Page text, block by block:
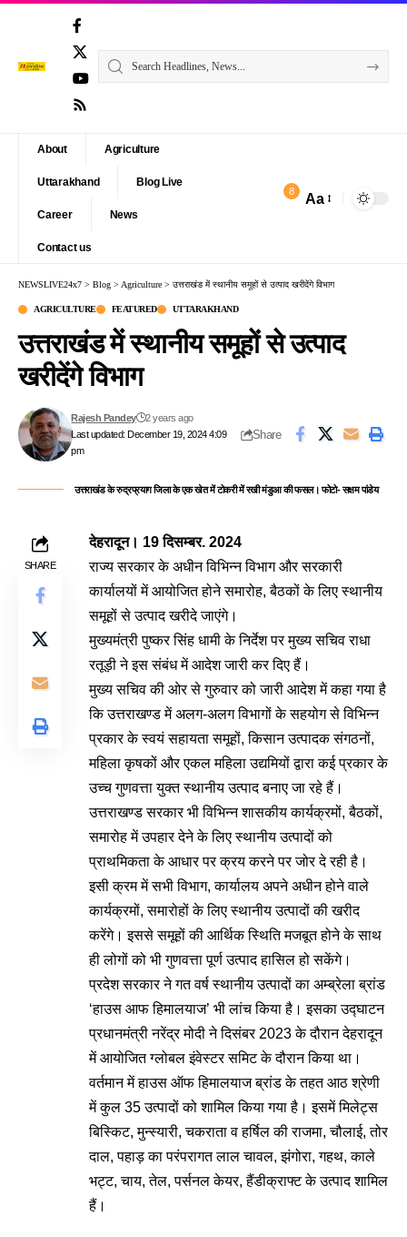
About Agriculture
Uttarakhand Blog Live
Career News
Contact us
8 Aa
NEWSLIVE24x7 > Blog > Agriculture > उत्तराखंड में स्थानीय समूहों से उत्पाद खरीदेंगे विभाग
AGRICULTURE FEATURED UTTARAKHAND
उत्तराखंड में स्थानीय समूहों से उत्पाद
खरीदेंगे विभाग
Last updated: December 19, 2024 4:09
pm
Rajesh Pandey 2 years ago
Share
उत्तराखंड के रुद्रप्रयाग जिला के एक खेत में टोकरी में रखी मंडुआ की फसल। फोटो- सक्षम पांडेय
SHARE
देहरादून। 19 दिसम्बर. 2024
राज्य सरकार के अधीन विभिन्न विभाग और सरकारी
कार्यालयों में आयोजित होने समारोह, बैठकों के लिए स्थानीय
समूहों से उत्पाद खरीदे जाएंगे।
मुख्यमंत्री पुष्कर सिंह धामी के निर्देश पर मुख्य सचिव राधा
रतूड़ी ने इस संबंध में आदेश जारी कर दिए हैं।
मुख्य सचिव की ओर से गुरुवार को जारी आदेश में कहा गया है
कि उत्तराखण्ड में अलग-अलग विभागों के सहयोग से विभिन्न
प्रकार के स्वयं सहायता समूहों, किसान उत्पादक संगठनों,
महिला कृषकों और एकल महिला उद्यमियों द्वारा कई प्रकार के
उच्च गुणवत्ता युक्त स्थानीय उत्पाद बनाए जा रहे हैं।
उत्तराखण्ड सरकार भी विभिन्न शासकीय कार्यक्रमों, बैठकों,
समारोह में उपहार देने के लिए स्थानीय उत्पादों को
प्राथमिकता के आधार पर क्रय करने पर जोर दे रही है।
इसी क्रम में सभी विभाग, कार्यालय अपने अधीन होने वाले
कार्यक्रमों, समारोहों के लिए स्थानीय उत्पादों की खरीद
करेंगे। इससे समूहों की आर्थिक स्थिति मजबूत होने के साथ
ही लोगों को भी गुणवत्ता पूर्ण उत्पाद हासिल हो सकेंगे।
प्रदेश सरकार ने गत वर्ष स्थानीय उत्पादों का अम्ब्रेला ब्रांड
‘हाउस आफ हिमालयाज’ भी लांच किया है। इसका उद्घाटन
प्रधानमंत्री नरेंद्र मोदी ने दिसंबर 2023 के दौरान देहरादून
में आयोजित ग्लोबल इंवेस्टर समिट के दौरान किया था।
वर्तमान में हाउस ऑफ हिमालयाज ब्रांड के तहत आठ श्रेणी
में कुल 35 उत्पादों को शामिल किया गया है। इसमें मिलेट्स
बिस्किट, मुन्स्यारी, चकराता व हर्षिल की राजमा, चौलाई, तोर
दाल, पहाड़ का परंपरागत लाल चावल, झंगोरा, गहथ, काले
भट्ट, चाय, तेल, पर्सनल केयर, हैंडीक्राफ्ट के उत्पाद शामिल
हैं।